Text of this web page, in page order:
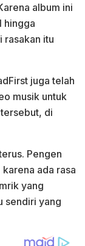
album ini
hingga
rasakan itu
juga telah
musik untuk
di
Pengen
ada rasa
yang
sendiri yang